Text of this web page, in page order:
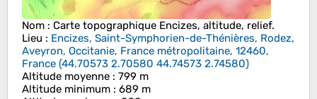
Nom : Carte topographique Encizes, altitude, relief.
Lieu : Encizes, Saint-Symphorien-de-Thénières, Rodez,
Aveyron, Occitanie, France métropolitaine, 12460,
France (44.70573 2.70580 44.74573 2.74580)
Altitude moyenne : 799 m
Altitude minimum : 689 m